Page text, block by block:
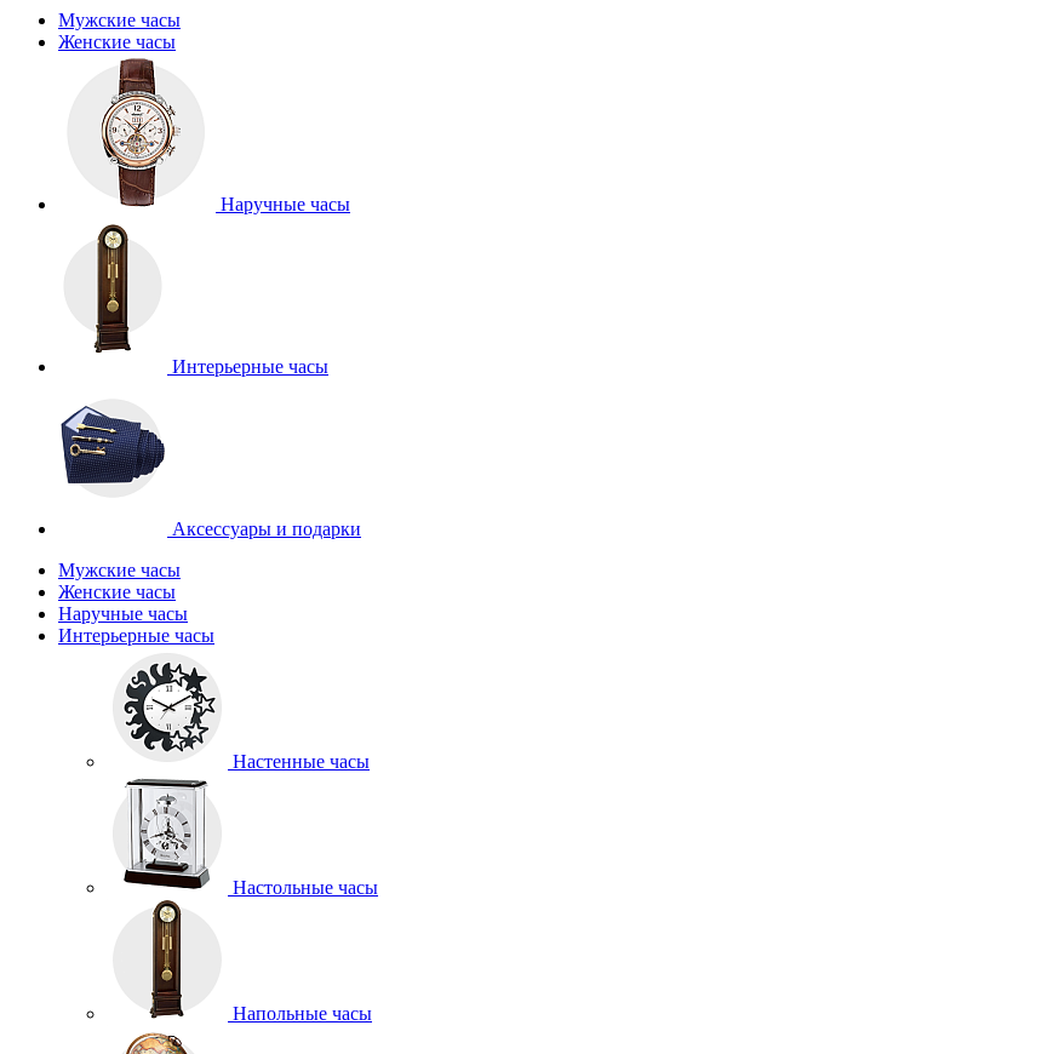
Мужские часы
Женские часы
Наручные часы
Интерьерные часы
Аксессуары и подарки
Мужские часы
Женские часы
Наручные часы
Интерьерные часы
Настенные часы
Настольные часы
Напольные часы